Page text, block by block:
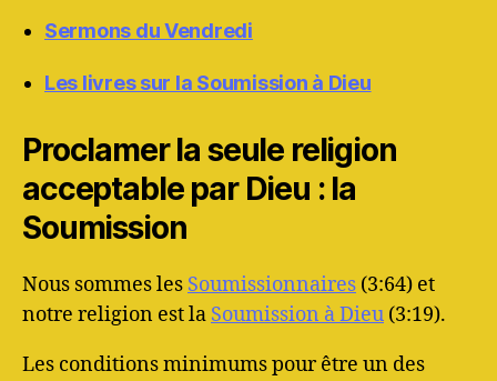
Sermons du Vendredi
Les livres sur la Soumission à Dieu
Proclamer la seule religion
acceptable par Dieu : la
Soumission
Nous sommes les Soumissionnaires (3:64) et
notre religion est la Soumission à Dieu (3:19).
Les conditions minimums pour être un des